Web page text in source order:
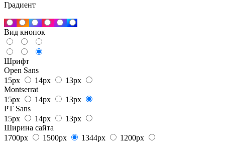
Градиент
Вид кнопок
Шрифт
Open Sans
15px
14px
13px
Montserrat
15px
14px
13px
PT Sans
15px
14px
13px
Ширина сайта
1700px
1500px 1344px
1200px